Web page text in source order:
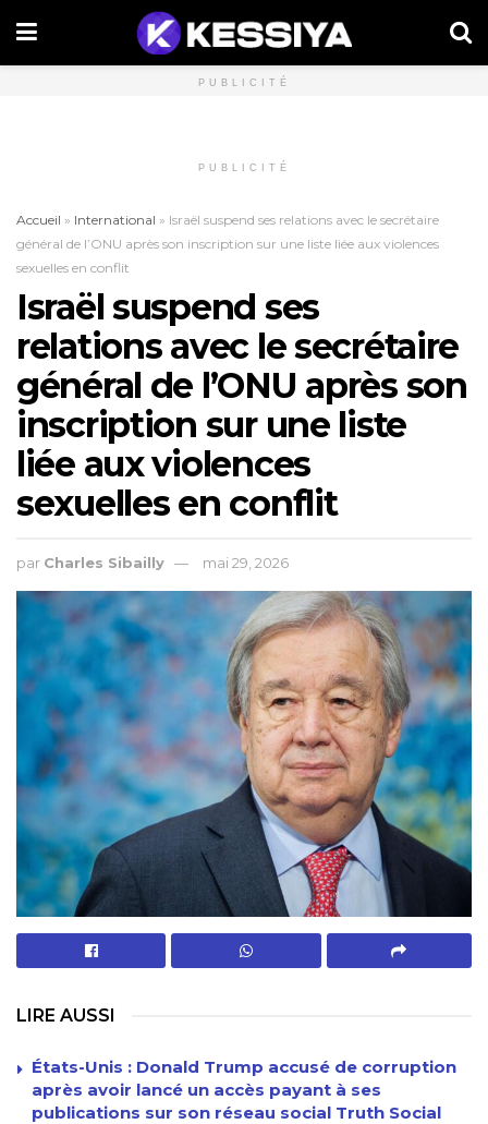
PUBLICITÉ
PUBLICITÉ
Accueil » International » Israël suspend ses relations avec le secrétaire
général de l’ONU après son inscription sur une liste liée aux violences
sexuelles en conflit
Israël suspend ses
relations avec le secrétaire
général de l’ONU après son
inscription sur une liste
liée aux violences
sexuelles en conflit
par Charles Sibailly mai 29, 2026
LIRE AUSSI
États-Unis : Donald Trump accusé de corruption
après avoir lancé un accès payant à ses
publications sur son réseau social Truth Social